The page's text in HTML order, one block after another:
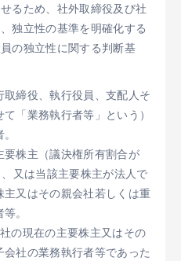
るため、社外取締役及び社
独立性の基準を明確化する
の独立性に関する判断基
締役、執行役員、支配人そ
「業務執行者等」という）
株主（議決権所有割合が
又は当該主要株主が法人で
又はその親会社若しくは重
。
の現在の主要株主又はその
社の業務執行者等であった